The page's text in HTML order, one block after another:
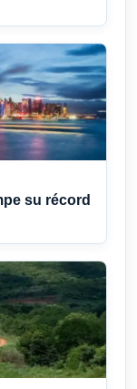
su récord